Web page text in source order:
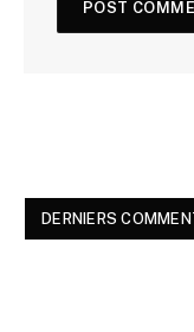
DERNIERS